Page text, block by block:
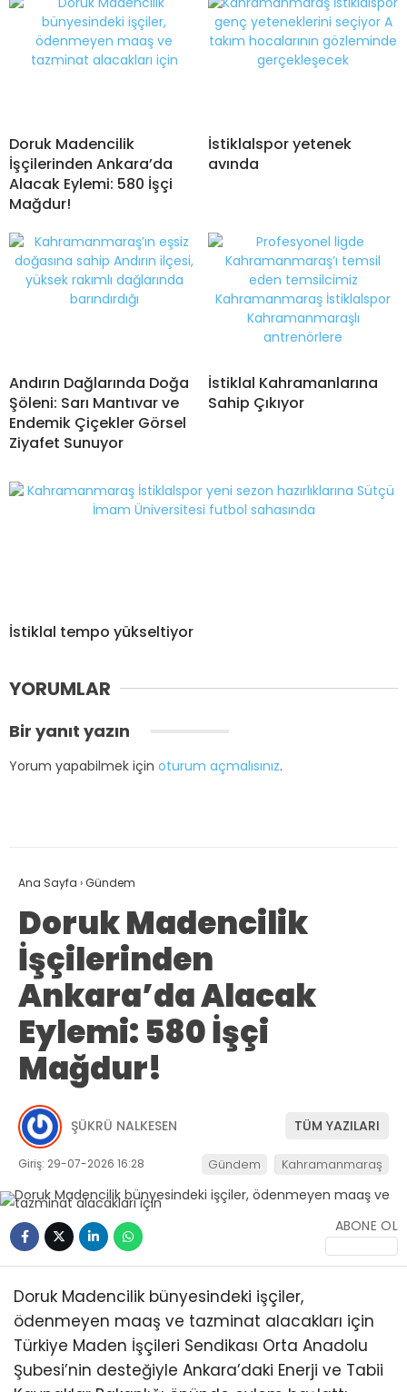
Doruk Madencilik
İşçilerinden Ankara’da
Alacak Eylemi: 580 İşçi
Mağdur!
İstiklalspor yetenek
avında
Andırın Dağlarında Doğa
Şöleni: Sarı Mantıvar ve
Endemik Çiçekler Görsel
Ziyafet Sunuyor
İstiklal Kahramanlarına
Sahip Çıkıyor
İstiklal tempo yükseltiyor
YORUMLAR
Bir yanıt yazın
Yorum yapabilmek için oturum açmalısınız.
Ana Sayfa ›Gündem
Doruk Madencilik
İşçilerinden
Ankara’da Alacak
Eylemi: 580 İşçi
Mağdur!
ŞÜKRÜ NALKESEN TÜM YAZILARI
Giriş: 29-07-2026 16:28 Gündem Kahramanmaraş
ABONE OL
Doruk Madencilik bünyesindeki işçiler,
ödenmeyen maaş ve tazminat alacakları için
Türkiye Maden İşçileri Sendikası Orta Anadolu
Şubesi’nin desteğiyle Ankara’daki Enerji ve Tabii